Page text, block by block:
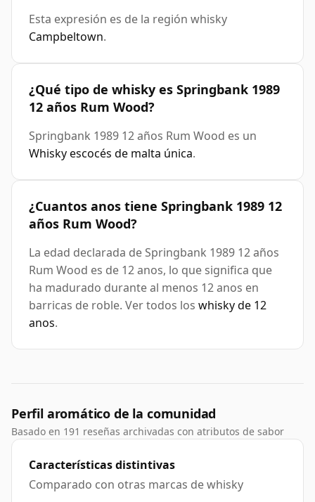
Esta expresión es de la región whisky
Campbeltown.
¿Qué tipo de whisky es Springbank 1989
12 años Rum Wood?
Springbank 1989 12 años Rum Wood es un
Whisky escocés de malta única.
¿Cuantos anos tiene Springbank 1989 12
años Rum Wood?
La edad declarada de Springbank 1989 12 años
Rum Wood es de 12 anos, lo que significa que
ha madurado durante al menos 12 anos en
barricas de roble. Ver todos los whisky de 12
anos.
Perfil aromático de la comunidad
Basado en 191 reseñas archivadas con atributos de sabor
Características distintivas
Comparado con otras marcas de whisky